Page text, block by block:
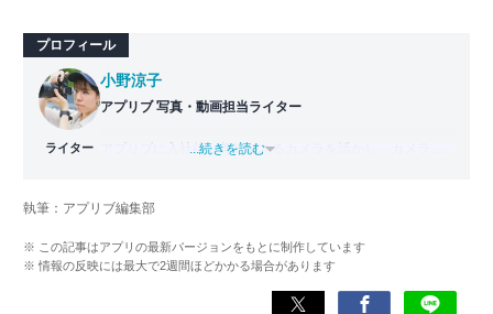
プロフィール
ライター
小野涼子
アプリブ 写真・動画担当ライター
アプリブに入社後、趣味であるカメラを活かし、カメラや
「誰でも本格的にアプリを使いこなせるようになるコンテ
...続きを読む
執筆：アプリブ編集部
※ この記事はアプリの最新バージョンをもとに制作しています
※ 情報の反映には最大で2週間ほどかかる場合があります